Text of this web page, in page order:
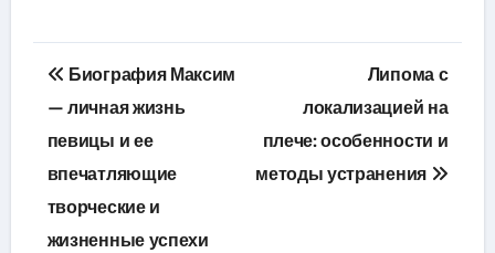
Навигация
по
записям
Биография Максим
— личная жизнь
певицы и ее
впечатляющие
творческие и
жизненные успехи
Липома с
локализацией на
плече: особенности и
методы устранения